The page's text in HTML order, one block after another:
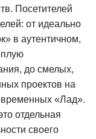
Посетителей
от идеально
в аутентичном,
до смелых,
проектов на
«Лад».
отдельная
своего